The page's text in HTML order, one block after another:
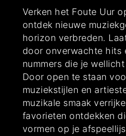
Verken het Foute Uur
ontdek nieuwe
horizon verbreden.
door onverwachte hits
nummers die je
Door open te staan
muziekstijlen en
muzikale smaak
favorieten ontdekken
vormen op je